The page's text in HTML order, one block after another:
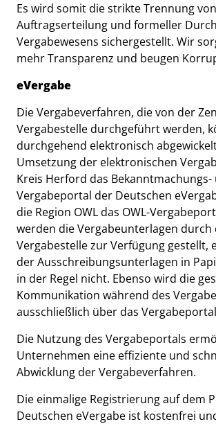
Es wird somit die strikte Trennung von
Auftragserteilung und formeller
Vergabewesens sichergestellt. Wir
mehr Transparenz und beugen
eVergabe
Die Vergabeverfahren, die von der
Vergabestelle durchgeführt werden,
durchgehend elektronisch
Umsetzung der elektronischen
Kreis Herford das Bekanntmachungs-
Vergabeportal der Deutschen
die Region OWL das OWL-
werden die Vergabeunterlagen durch
Vergabestelle zur Verfügung gestellt,
der Ausschreibungsunterlagen in
in der Regel nicht. Ebenso wird die
Kommunikation während des
ausschließlich über das
Die Nutzung des Vergabeportals
Unternehmen eine effiziente und
Abwicklung der Vergabeverfahren.
Die einmalige Registrierung auf dem
Deutschen eVergabe ist kostenfrei